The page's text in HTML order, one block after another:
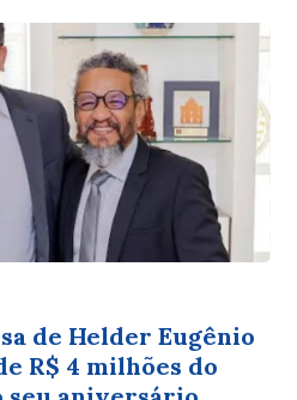
de Helder Eugênio
R$ 4 milhões do